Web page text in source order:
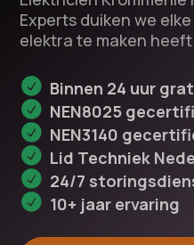
Experts duiken we
elektra te maken
Binnen 24 uur
NEN8025
NEN3140
Lid Techniek
24/7
10+ jaar ervaring